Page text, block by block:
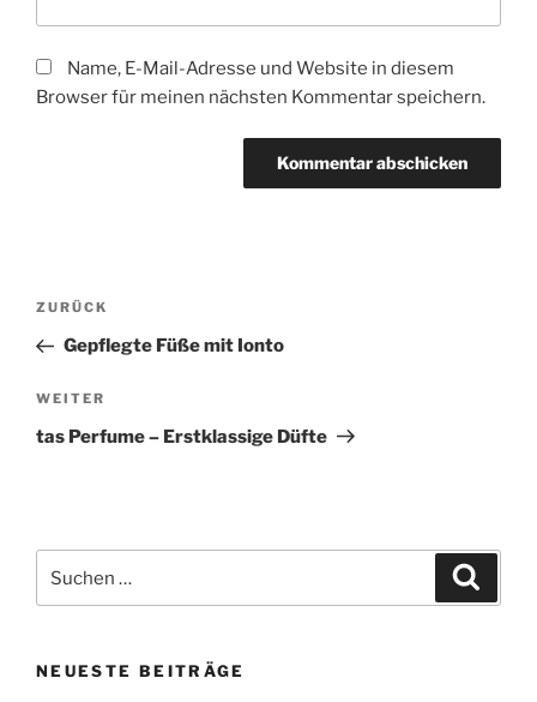
Name, E-Mail-Adresse und Website in diesem
Browser für meinen nächsten Kommentar speichern.
Beitragsnavigation
Vorheriger
Beitrag
ZURÜCK
Gepflegte Füße mit Ionto
Nächster
Beitrag
WEITER
tas Perfume – Erstklassige Düfte
nach:
NEUESTE BEITRÄGE